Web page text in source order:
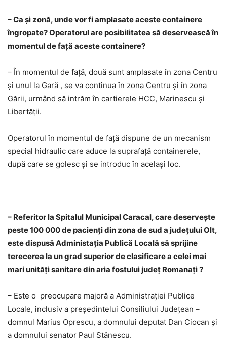
– Ca şi zonă, unde vor fi amplasate aceste containere
îngropate? Operatorul are posibilitatea să deservească în
momentul de faţă aceste containere?
– În momentul de faţă, două sunt amplasate în zona Centru
şi unul la Gară , se va continua în zona Centru şi în zona
Gării, urmând să intrăm în cartierele HCC, Marinescu şi
Libertăţii.
Operatorul în momentul de faţă dispune de un mecanism
special hidraulic care aduce la suprafaţă containerele,
după care se golesc şi se introduc în acelaşi loc.
– Referitor la Spitalul Municipal Caracal, care deserveşte
peste 100 000 de pacienţi din zona de sud a judeţului Olt,
este dispusă Administaţia Publică Locală să sprijine
terecerea la un grad superior de clasificare a celei mai
mari unităţi sanitare din aria fostului judeţ Romanaţi ?
– Este o preocupare majoră a Administraţiei Publice
Locale, inclusiv a preşedintelui Consiliului Judeţean –
domnul Marius Oprescu, a domnului deputat Dan Ciocan şi
a domnului senator Paul Stănescu.